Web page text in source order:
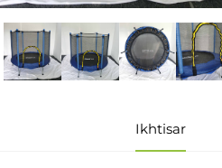
Ikhtisar